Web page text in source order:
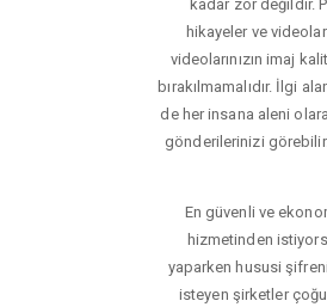
kadar zor değildir.
hikayeler ve
videolarınızın imaj
bırakılmamalıdır. İlgi
de her insana aleni
gönderilerinizi
En güvenli ve
hizmetinden
yaparken hususi
isteyen şirketler